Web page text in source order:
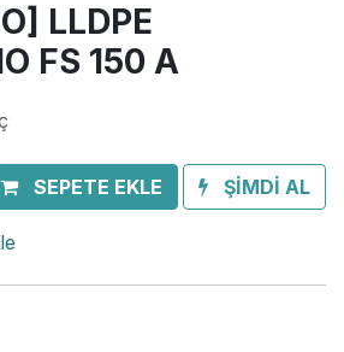
LLDPE
FS 150 A
SEPETE EKLE ŞİMDİ AL